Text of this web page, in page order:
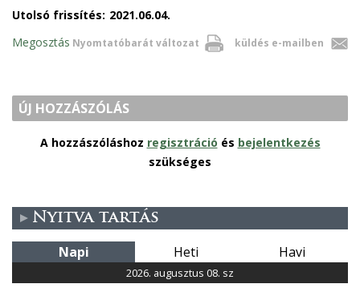
Utolsó frissítés: 2021.06.04.
Nyomtatóbarát változat küldés e-mailben
Megosztás
ÚJ HOZZÁSZÓLÁS
A hozzászóláshoz regisztráció és bejelentkezés
szükséges
Nyitva tartás
Napi Heti Havi
2026. augusztus 08. sz